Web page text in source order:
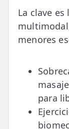
La clave
menores
para